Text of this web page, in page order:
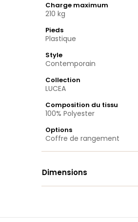
Charge maximum
210 kg
Pieds
Plastique
Style
Contemporain
Collection
LUCEA
Composition du tissu
100% Polyester
Options
Coffre de rangement
Dimensions